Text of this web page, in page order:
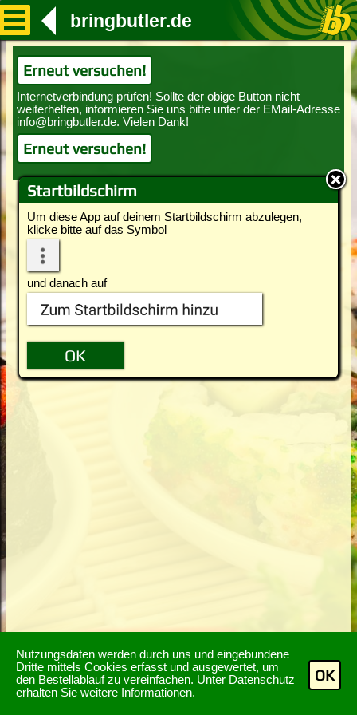
Nutzungsdaten werden durch uns und eingebundene
Dritte mittels Cookies erfasst und ausgewertet, um
den Bestellablauf zu vereinfachen. Unter Datenschutz
erhalten Sie weitere Informationen.
OK
Startbildschirm
Um diese App auf deinem Startbildschirm abzulegen,
klicke bitte auf das Symbol
und danach auf
bringbutler.de
Erneut versuchen!
Erneut versuchen!